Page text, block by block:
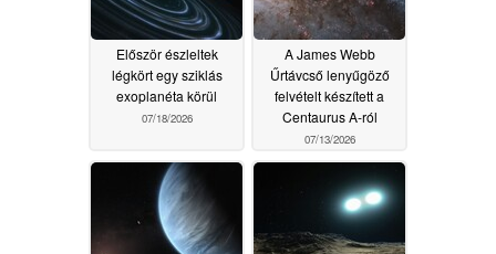
Először észleltek
légkört egy sziklás
exoplanéta körül
07/18/2026
A James Webb
Űrtávcső lenyűgöző
felvételt készített a
Centaurus A-ról
07/13/2026